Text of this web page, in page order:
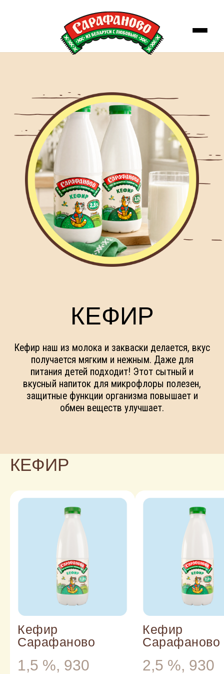
КЕФИР
Кефир наш из молока и закваски делается, вкус
получается мягким и нежным. Даже для
питания детей подходит! Этот сытный и
КЕФИР
Кефир
Сарафаново
1,5 %, 930
Кефир
Сарафаново
2,5 %, 930
ПРОДУКТЫ
БЕЗ
ЛАКТОЗЫ